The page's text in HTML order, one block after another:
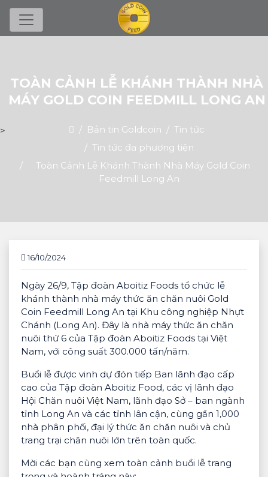
>
TOÀN CẢNH LỄ KHÁNH THÀNH NHÀ
MÁY GOLD COIN FEEDMILL LONG AN
Home
Bản tin Goldcoin
Tin tức
Tin tức đa phương tiện
Toàn Cảnh Lễ Khánh Thành Nhà Máy Gold Coin
Feedmill Long An
16/10/2024
Ngày 26/9, Tập đoàn Aboitiz Foods tổ chức lễ
khánh thành nhà máy thức ăn chăn nuôi Gold
Coin Feedmill Long An tại Khu công nghiệp Nhựt
Chánh (Long An). Đây là nhà máy thức ăn chăn
nuôi thứ 6 của Tập đoàn Aboitiz Foods tại Việt
Nam, với công suất 300.000 tấn/năm.
Buổi lễ được vinh dự đón tiếp Ban lãnh đạo cấp
cao của Tập đoàn Aboitiz Food, các vị lãnh đạo
Hội Chăn nuôi Việt Nam, lãnh đạo Sở – ban ngành
tỉnh Long An và các tỉnh lân cận, cùng gần 1,000
nhà phân phối, đại lý thức ăn chăn nuôi và chủ
trang trại chăn nuôi lớn trên toàn quốc.
Mời các bạn cùng xem toàn cảnh buổi lễ trang